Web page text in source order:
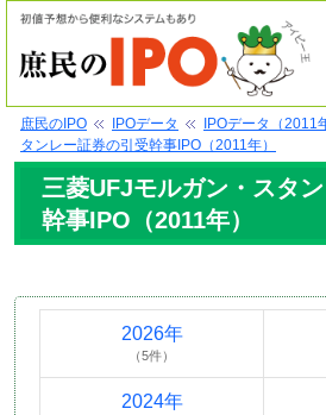
庶民のIPO IPOデータ IPOデータ（2011
タンレー証券の引受幹事IPO（2011年）
三菱UFJモルガン・スタ
幹事IPO（2011年）
2026年
（5件）
2024年